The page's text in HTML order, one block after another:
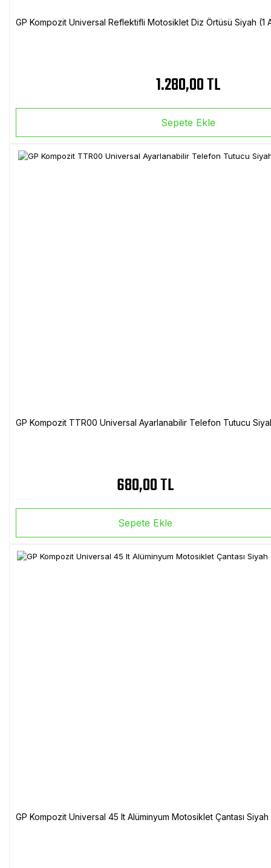
GP Kompozit Universal Reflektifli Motosiklet Diz Örtüsü Siyah
1.280,00 TL
Sepete Ekle
GP Kompozit TTR00 Universal Ayarlanabilir Telefon Tutucu
680,00 TL
Sepete Ekle
GP Kompozit Universal 45 lt Alüminyum Motosiklet Çantası Siyah